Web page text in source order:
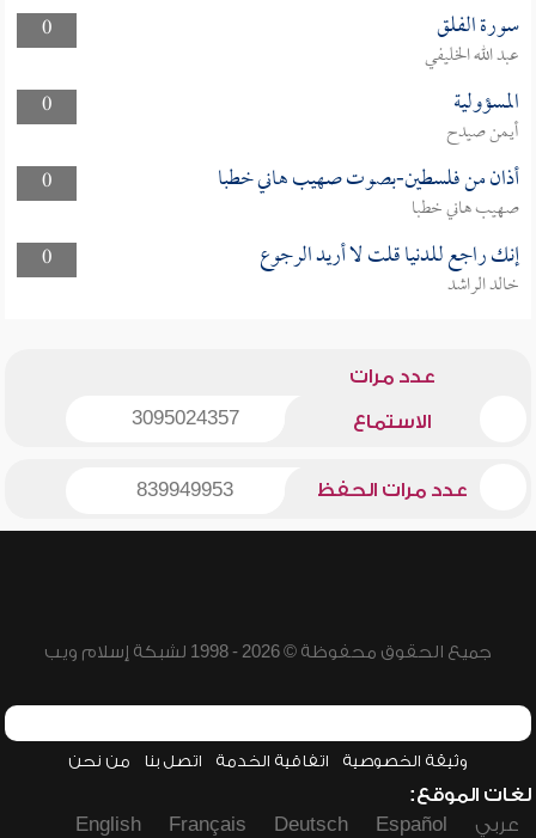
0
سورة الفلق
عبد الله الخليفي
0
المسؤولية
أيمن صيدح
0
أذان من فلسطين-بصوت صهيب هاني خطبا
صهيب هاني خطبا
0
إنك راجع للدنيا قلت لا أريد الرجوع
خالد الراشد
عدد مرات
الاستماع 3095024357
عدد مرات الحفظ 839949953
جميع الحقوق محفوظة © 2026 - 1998 لشبكة إسلام ويب
وثيقة الخصوصية اتفاقية الخدمة اتصل بنا من نحن
لغات الموقع:
عربي
Español
Deutsch
Français
English